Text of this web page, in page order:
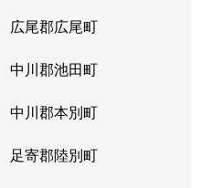
広尾郡広尾町
中川郡池田町
中川郡本別町
足寄郡陸別町